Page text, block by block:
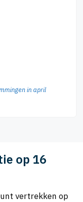
in april
op 16
vertrekken op